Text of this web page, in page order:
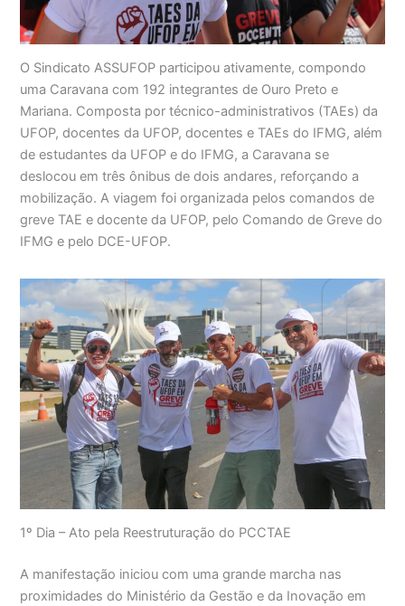
O Sindicato ASSUFOP participou ativamente, compondo
uma Caravana com 192 integrantes de Ouro Preto e
Mariana. Composta por técnico-administrativos (TAEs) da
UFOP, docentes da UFOP, docentes e TAEs do IFMG, além
de estudantes da UFOP e do IFMG, a Caravana se
deslocou em três ônibus de dois andares, reforçando a
mobilização. A viagem foi organizada pelos comandos de
greve TAE e docente da UFOP, pelo Comando de Greve do
IFMG e pelo DCE-UFOP.
1º Dia – Ato pela Reestruturação do PCCTAE
A manifestação iniciou com uma grande marcha nas
proximidades do Ministério da Gestão e da Inovação em